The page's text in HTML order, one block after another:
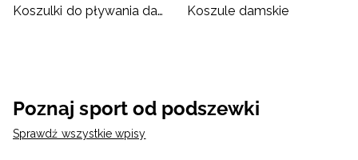
Koszulki do pływania damskie
Koszule damskie
Poznaj sport od podszewki
Sprawdź wszystkie wpisy